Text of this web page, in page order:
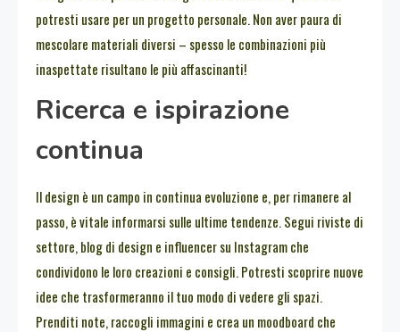
potresti usare per un progetto personale. Non aver paura di
mescolare materiali diversi – spesso le combinazioni più
inaspettate risultano le più affascinanti!
Ricerca e ispirazione
continua
Il design è un campo in continua evoluzione e, per rimanere al
passo, è vitale informarsi sulle ultime tendenze. Segui riviste di
settore, blog di design e influencer su Instagram che
condividono le loro creazioni e consigli. Potresti scoprire nuove
idee che trasformeranno il tuo modo di vedere gli spazi.
Prenditi note, raccogli immagini e crea un moodboard che